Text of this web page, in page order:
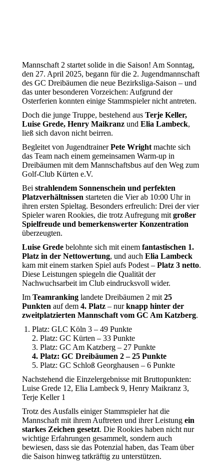
Mannschaft 2 startet solide in die Saison! Am Sonntag,
den 27. April 2025, begann für die 2. Jugendmannschaft
des GC Dreibäumen die neue Bezirksliga-Saison – und
das unter besonderen Vorzeichen: Aufgrund der
Osterferien konnten einige Stammspieler nicht antreten.
Doch die junge Truppe, bestehend aus Terje Keller,
Luise Grede, Henry Maikranz und Elia Lambeck,
ließ sich davon nicht beirren.
Begleitet von JugendtrainerPete Wright machte sich
das Team nach einem gemeinsamen Warm-up in
Dreibäumen mit dem Mannschaftsbus auf den Weg zum
Golf-Club Kürten e.V.
Bei strahlendem Sonnenschein und perfekten
Platzverhältnissen starteten die Vier ab 10:00 Uhr in
ihren ersten Spieltag. Besonders erfreulich: Drei der vier
Spieler waren Rookies, die trotz Aufregung mit großer
Spielfreude und bemerkenswerter Konzentration
überzeugten.
Luise Grede belohnte sich mit einem fantastischen 1.
Platz in der Nettowertung, und auch Elia Lambeck
kam mit einem starken Spiel aufs Podest – Platz 3 netto.
Diese Leistungen spiegeln die Qualität der
Nachwuchsarbeit im Club eindrucksvoll wider.
Im Teamranking landete Dreibäumen 2 mit 25
Punkten auf dem 4. Platz – nurknapp hinter der
zweitplatzierten Mannschaft vom GC Am Katzberg.
Platz: GLC Köln 3 – 49 Punkte
2. Platz: GC Kürten – 33 Punkte
3. Platz: GC Am Katzberg – 27 Punkte
4. Platz: GC Dreibäumen 2 – 25 Punkte
5. Platz: GC Schloß Georghausen – 6 Punkte
Nachstehend die Einzelergebnisse mit Bruttopunkten:
Luise Grede 12, Elia Lambeck 9, Henry Maikranz 3,
Terje Keller 1
Trotz des Ausfalls einiger Stammspieler hat die
Mannschaft mit ihrem Auftreten und ihrer Leistung ein
starkes Zeichen gesetzt. Die Rookies haben nicht nur
wichtige Erfahrungen gesammelt, sondern auch
bewiesen, dass sie das Potenzial haben, das Team über
die Saison hinweg tatkräftig zu unterstützen.